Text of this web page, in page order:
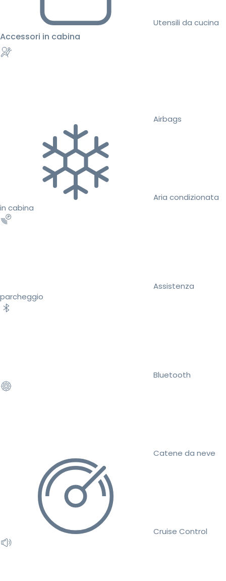
Utensili da cucina
Accessori in cabina
Airbags
Aria condizionata
in cabina
Assistenza
parcheggio
Bluetooth
Catene da neve
Cruise Control